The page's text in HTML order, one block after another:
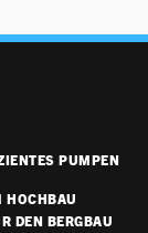
PUMPEN
HOCHBAU
DEN BERGBAU